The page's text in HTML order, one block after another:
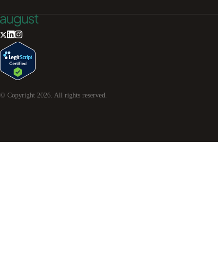
© Copyright 2026 . All rights reserved.